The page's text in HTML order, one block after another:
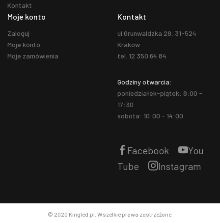
Kontakt
Moje konto
Zaloguj
Moje konto
Moje zamówienia
Kontakt
ul.Grunwaldzka 28, 31-524
Kraków
tel. 12 350 64 84
Godziny otwarcia:
poniedziałek-piątek: 8:00 -
17:30
sobota: 10:00 - 14:00
Facebook
You
Tube
Instagram
© 2020 Kingled.pl. Wszelkie prawa zastrzeżone.